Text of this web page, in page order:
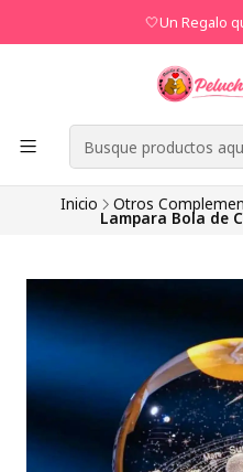
🤍Un Regalo
Inicio Otros
Lampara Bola de